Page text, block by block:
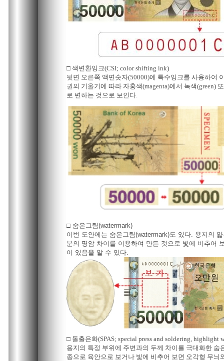
□ 색변환잉크(CSI; color shifting ink)
뒷면 오른쪽 액면숫자(50000)에 특수잉크를 사용하여
권의 기울기에 따라 자홍색(magenta)에서 녹색(green)
로 변하는 것으로 보인다.
□ 숨은그림(watermark)
이번 도안에는 숨은그림(watermark)도 있다. 용지의
분의 명암 차이를 이용하여 만든 것으로 빛에 비추어
이 있음을 알 수 있다.
□ 돌출은화(SPAS; special press and soldering, highlight
용지의 특정 부위에 주변과의 두께 차이를 극대화한 숨
종으로 육안으로 보거나 빛에 비추어 보면 오각형 무늬